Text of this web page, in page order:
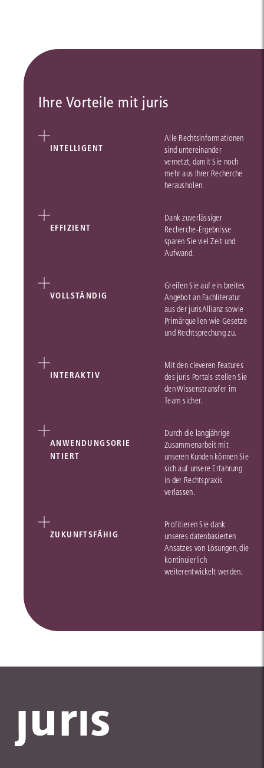
Ihre Vorteile mit juris
INTELLIGENT
Alle Rechtsinformationen
sind untereinander
vernetzt, damit Sie noch
mehr aus Ihrer Recherche
herausholen.
EFFIZIENT
Dank zuverlässiger
Recherche-Ergebnisse
sparen Sie viel Zeit und
Aufwand.
VOLLSTÄNDIG
Greifen Sie auf ein breites
Angebot an Fachliteratur
aus der jurisAllianz sowie
Primärquellen wie Gesetze
und Rechtsprechung zu.
INTERAKTIV
Mit den cleveren Features
des juris Portals stellen Sie
den Wissenstransfer im
Team sicher.
ANWENDUNGSORIE
NTIERT
Durch die langjährige
Zusammenarbeit mit
unseren Kunden können Sie
sich auf unsere Erfahrung
in der Rechtspraxis
verlassen.
ZUKUNFTSFÄHIG
Profitieren Sie dank
unseres datenbasierten
Ansatzes von Lösungen, die
kontinuierlich
weiterentwickelt werden.